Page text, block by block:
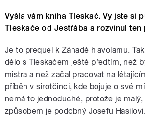
Vyšla vám kniha Tleskač. Vy jste si
Tleskače od Jestřába a rozvinul ten
Je to prequel k Záhadě hlavolamu.
dělo s Tleskačem ještě předtím, než
mistra a než začal pracovat na
příběh v sirotčinci, kde bojuje o své
nemá to jednoduché, protože je malý,
způsobem je podobný Josefu